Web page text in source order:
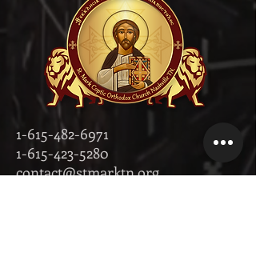
1-615-482-6971
1-615-423-5280
contact@stmarktn.org